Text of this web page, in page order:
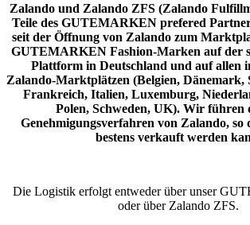
Zalando und Zalando ZFS (Zalando
Teile des GUTEMARKEN prefered
seit der Öffnung von Zalando zum
GUTEMARKEN Fashion-Marken auf der
Plattform in Deutschland und auf allen
Zalando-Marktplätzen (Belgien, Dänemark,
Frankreich, Italien, Luxemburg,
Polen, Schweden, UK). Wir führen
Genehmigungsverfahren von Zalando, so
bestens verkauft werden
Die Logistik erfolgt entweder über unser
oder über Zalando ZFS.